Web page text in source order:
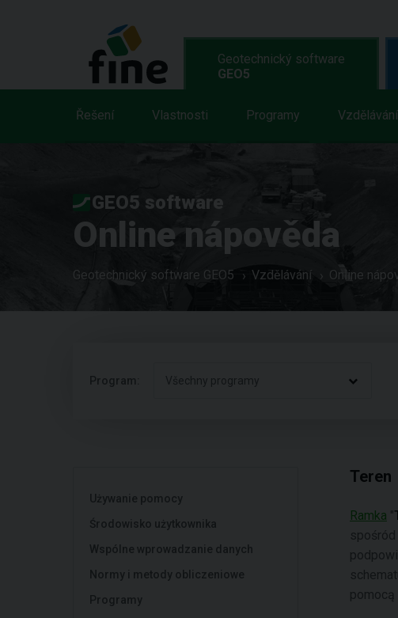
Geotechnický software
GEO5
Řešení Vlastnosti Programy Vzdělávání
GEO5 software
Online nápověda
Geotechnický software GEO5 Vzdělávání Online
Program: Všechny programy
Używanie pomocy
Środowisko użytkownika
Wspólne wprowadzanie danych
Normy i metody obliczeniowe
Programy
Teren
Ramka "
pomocą